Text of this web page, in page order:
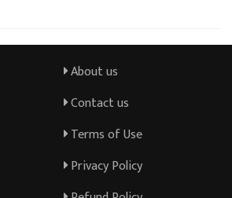
About us
Contact us
Terms of Use
Privacy Policy